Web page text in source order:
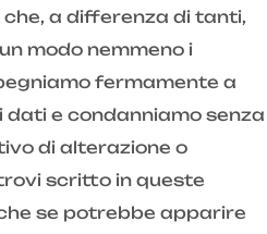
a differenza di tanti,
modo nemmeno i
fermamente a
e condanniamo senza
di alterazione o
scritto in queste
se potrebbe apparire